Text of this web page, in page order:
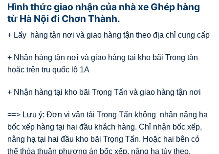
Hình thức giao nhận của nhà xe Ghép hàng
từ Hà Nội đi Chơn Thành.
+ Lấy hàng tận nơi và giao hàng tận theo địa chỉ cung cấp
+ Nhận hàng tận nơi và giao hàng tại kho bãi Trọng tân
hoặc trên trụ quốc lộ 1A
+ Nhận hàng tại kho bãi Trọng Tấn và giao hàng tận nơi
==> Lưu ý: Đơn vị vận tải Trọng Tấn không nhận nâng hạ
bốc xếp hàng tại hai đầu khách hàng. Chỉ nhận bốc xếp,
nâng hạ tại hai đầu kho bãi Trọng Tấn. Hoặc hai bên có
thể thỏa thuận phương án bốc xếp, nâng hạ tùy theo.